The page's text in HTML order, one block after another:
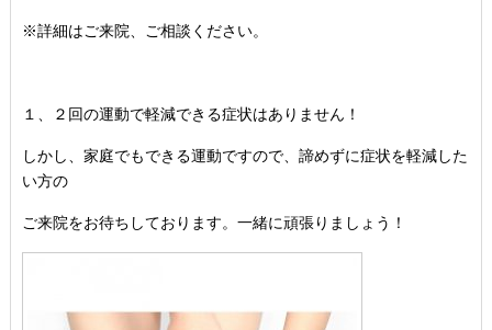
※詳細はご来院、ご相談ください。
１、２回の運動で軽減できる症状はありません！
しかし、家庭でもできる運動ですので、諦めずに症状を軽減した
い方の
ご来院をお待ちしております。一緒に頑張りましょう！